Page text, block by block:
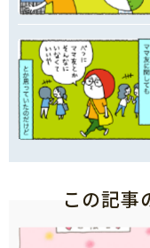
この記事